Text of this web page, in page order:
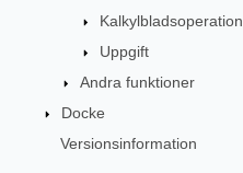
Kalkylbladsoperation
Uppgift
Andra funktioner
Docke
Versionsinformation